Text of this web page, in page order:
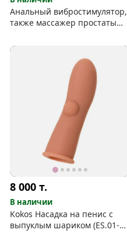
Анальный вибростимулятор,
также массажер простаты
8 000т.
В наличии
Kokos Насадка на пенис с
выпуклым шариком (ES.01-M